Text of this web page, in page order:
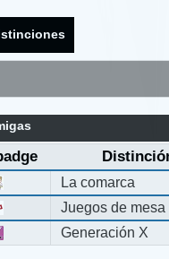
La comarca
Juegos de mesa
Generación X